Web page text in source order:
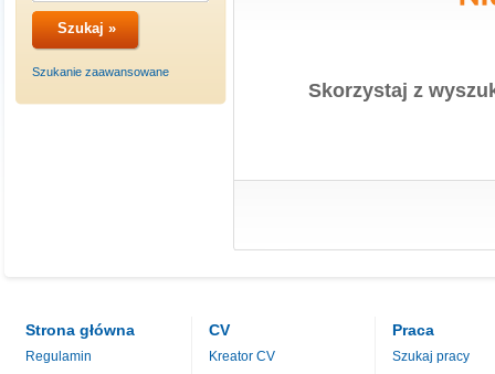
Szukanie zaawansowane
Skorzystaj z
Strona główna
Regulamin
CV
Kreator CV
Praca
Szukaj pracy